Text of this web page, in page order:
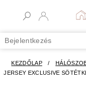
Bejelentkezés
KEZDŐLAP /
JERSEY EXCLUSIVE